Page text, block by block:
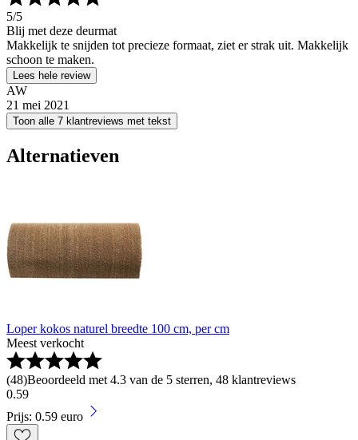
5/5
Blij met deze deurmat
Makkelijk te snijden tot precieze formaat, ziet er strak uit. Makkelijk
schoon te maken.
Lees hele review
AW
21 mei 2021
Toon alle 7 klantreviews met tekst
Alternatieven
Loper kokos naturel breedte 100 cm, per cm
Meest verkocht
(48)Beoordeeld met 4.3 van de 5 sterren, 48 klantreviews
0.59
Prijs: 0.59 euro